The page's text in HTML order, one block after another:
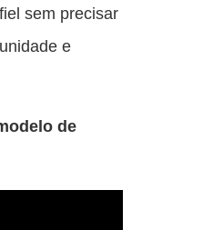
sem precisar
e
de